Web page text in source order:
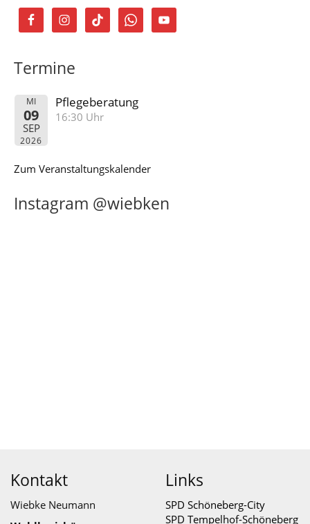
Termine
MI
09
SEP
2026
Pflegeberatung
16:30 Uhr
Zum Veranstaltungskalender
Instagram @wiebken
Kontakt
Wiebke Neumann
Links
SPD Schöneberg-City
SPD Tempelhof-Schöneberg